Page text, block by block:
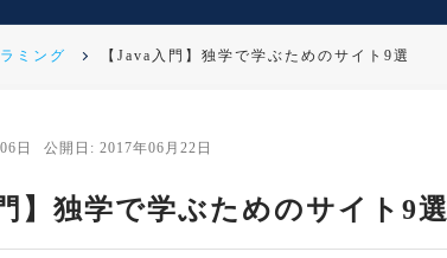
ミング 【Java入門】独学で学ぶためのサイト9選
日 公開日: 2017年06月22日
】独学で学ぶためのサイト9選